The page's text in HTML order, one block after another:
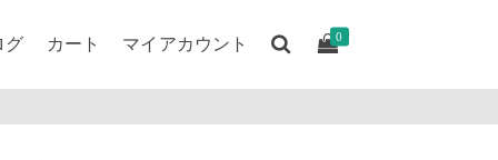
グ カート マイアカウント 0